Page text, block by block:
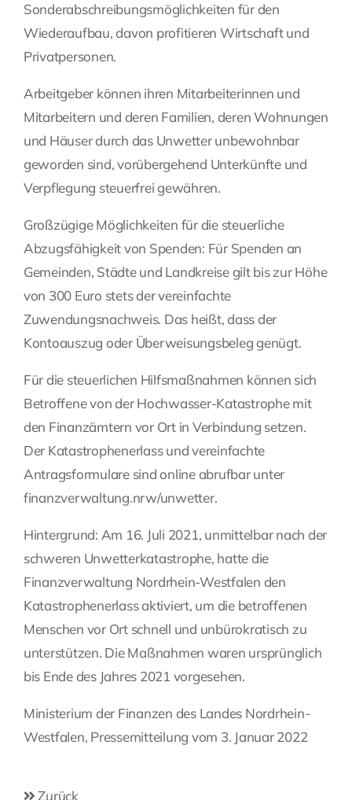
Sonderabschreibungsmöglichkeiten für den
Wiederaufbau, davon profitieren Wirtschaft und
Privatpersonen.
Arbeitgeber können ihren Mitarbeiterinnen und
Mitarbeitern und deren Familien, deren Wohnungen
und Häuser durch das Unwetter unbewohnbar
geworden sind, vorübergehend Unterkünfte und
Verpflegung steuerfrei gewähren.
Großzügige Möglichkeiten für die steuerliche
Abzugsfähigkeit von Spenden: Für Spenden an
Gemeinden, Städte und Landkreise gilt bis zur Höhe
von 300 Euro stets der vereinfachte
Zuwendungsnachweis. Das heißt, dass der
Kontoauszug oder Überweisungsbeleg genügt.
Für die steuerlichen Hilfsmaßnahmen können sich
Betroffene von der Hochwasser-Katastrophe mit
den Finanzämtern vor Ort in Verbindung setzen.
Der Katastrophenerlass und vereinfachte
Antragsformulare sind online abrufbar unter
finanzverwaltung.nrw/unwetter.
Hintergrund: Am 16. Juli 2021, unmittelbar nach der
schweren Unwetterkatastrophe, hatte die
Finanzverwaltung Nordrhein-Westfalen den
Katastrophenerlass aktiviert, um die betroffenen
Menschen vor Ort schnell und unbürokratisch zu
unterstützen. Die Maßnahmen waren ursprünglich
bis Ende des Jahres 2021 vorgesehen.
Ministerium der Finanzen des Landes Nordrhein-
Westfalen, Pressemitteilung vom 3. Januar 2022
Zurück